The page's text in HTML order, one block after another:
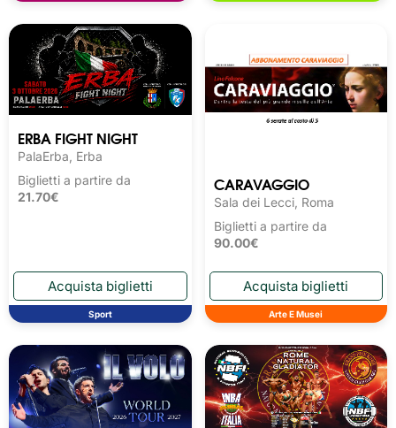
ERBA FIGHT NIGHT
PalaErba, Erba
Biglietti a partire da
21.70€
Sport
CARAVAGGIO
Sala dei Lecci, Roma
Biglietti a partire da
90.00€
Arte E Musei